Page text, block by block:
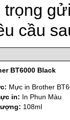
cầu
BT6000 Black
Mực in Brother
in: In Phun Màu
108ml